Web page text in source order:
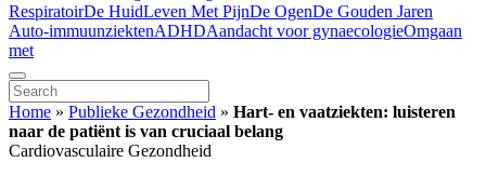
RespiratoirDe HuidLeven Met PijnDe OgenDe Gouden Jaren
Auto-immuunziektenADHDAandacht voor gynaecologieOmgaan
met
Home » Publieke Gezondheid » Hart- en vaatziekten: luisteren
naar de patiënt is van cruciaal belang
Cardiovasculaire Gezondheid